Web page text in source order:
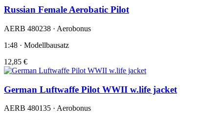
Russian Female Aerobatic Pilot
AERB 480238 · Aerobonus
1:48 · Modellbausatz
12,85 €
German Luftwaffe Pilot WWII w.life jacket
AERB 480135 · Aerobonus